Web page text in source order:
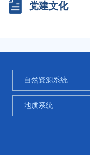
党建文化
自然资源系统
地质系统